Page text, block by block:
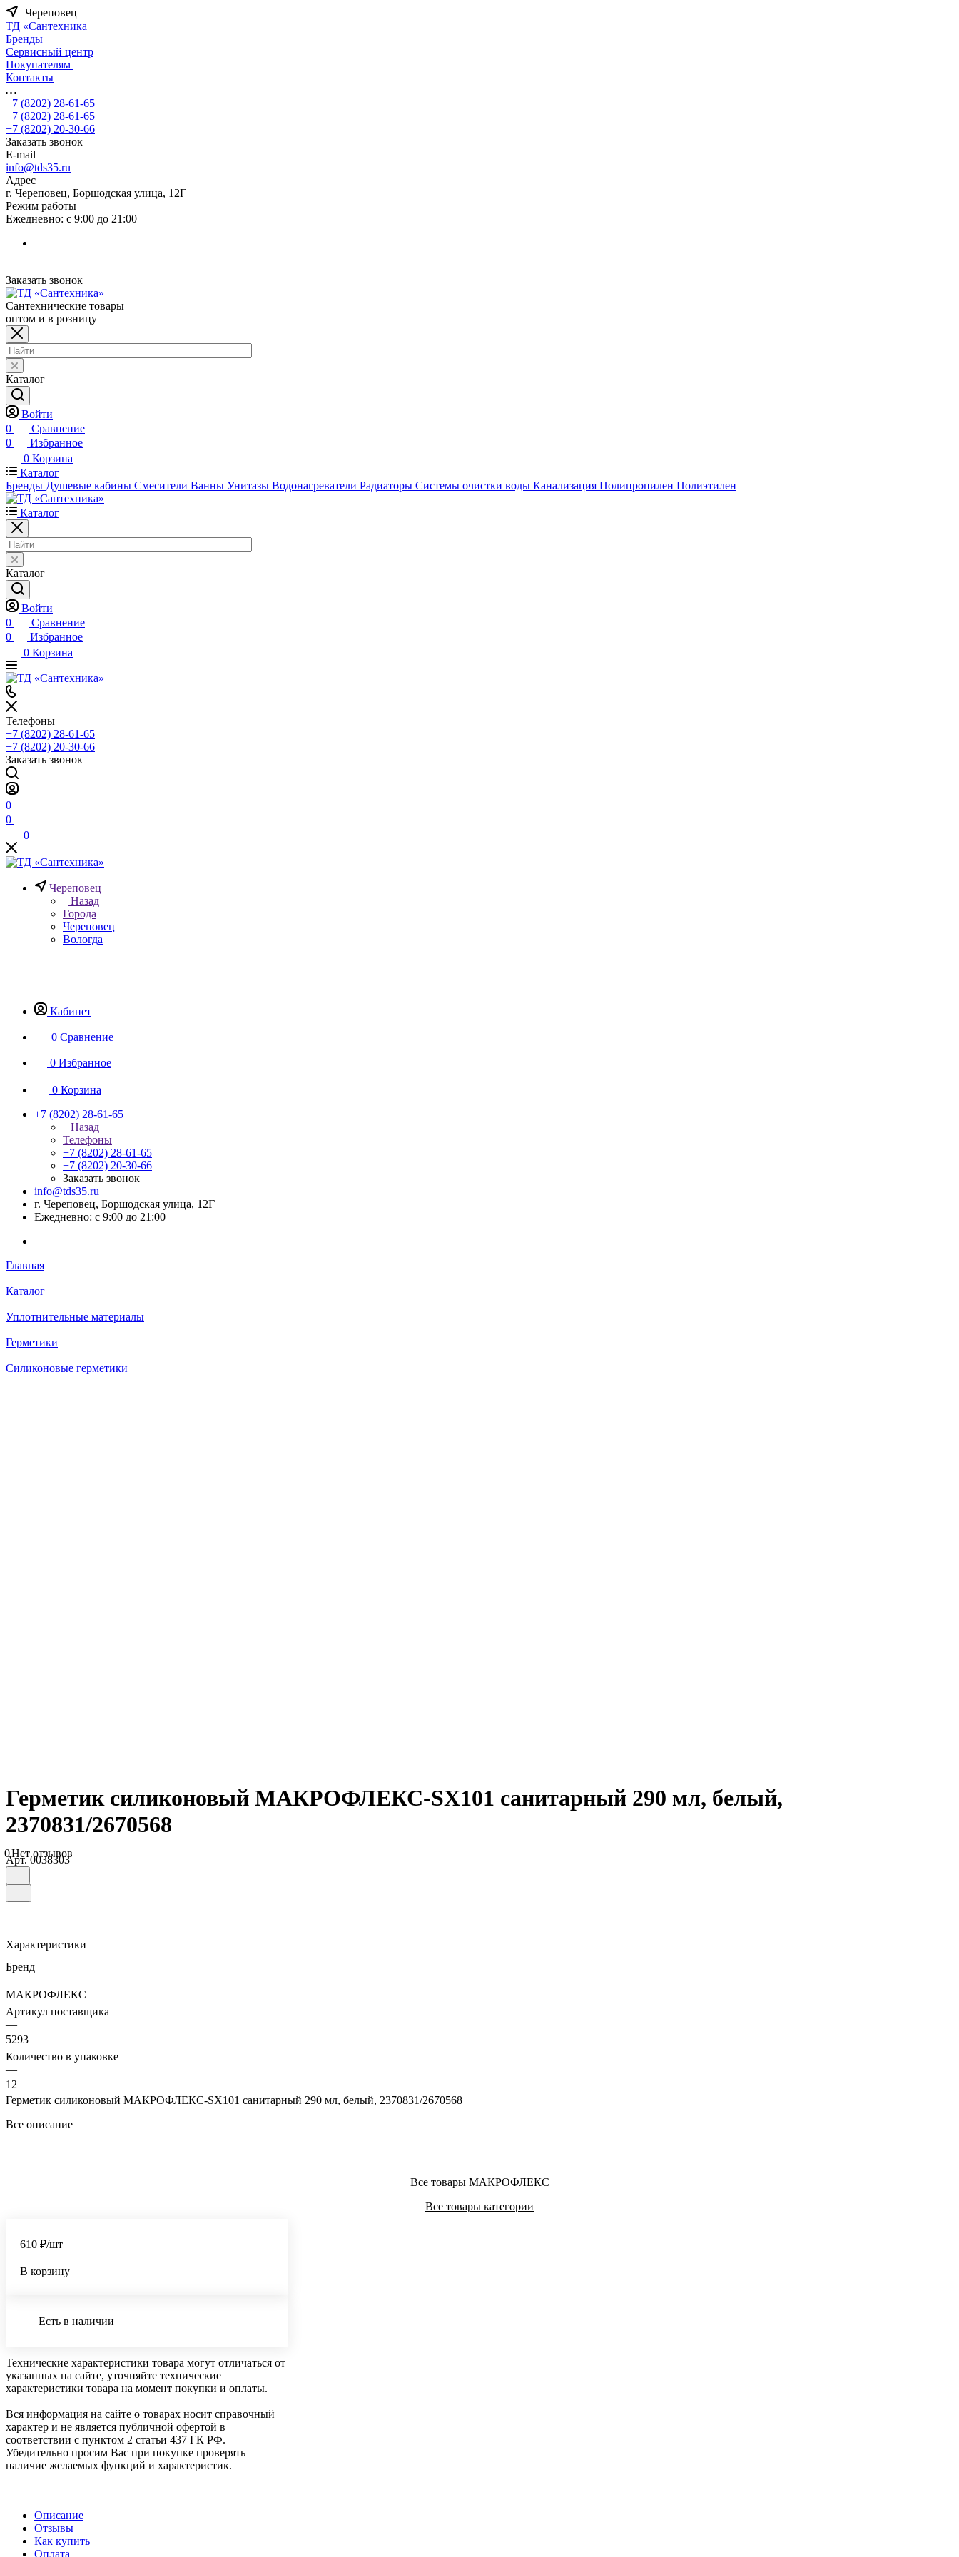
Череповец
ТД «Сантехника
Бренды
Сервисный центр
Покупателям
Контакты
+7 (8202) 28‑61-65
+7 (8202) 28‑61-65
+7 (8202) 20‑30-66
Заказать звонок
E-mail
info@tds35.ru
Адрес
г. Череповец, Боршодская улица, 12Г
Режим работы
Ежедневно: с 9:00 до 21:00
Заказать звонок
Сантехнические товары
оптом и в розницу
Каталог
Войти
0
Сравнение
0
Избранное
0 Корзина
Каталог
Бренды Душевые кабины Смесители Ванны Унитазы Водонагреватели Радиаторы Системы очистки воды Канализация Полипропилен Полиэтилен
Каталог
Каталог
Войти
0
Сравнение
0
Избранное
0 Корзина
Телефоны
+7 (8202) 28‑61-65
+7 (8202) 20‑30-66
Заказать звонок
0
0
0
Череповец
Назад
Города
Череповец
Вологда
Кабинет
0 Сравнение
0 Избранное
0 Корзина
+7 (8202) 28‑61-65
Назад
Телефоны
+7 (8202) 28‑61-65
+7 (8202) 20‑30-66
Заказать звонок
info@tds35.ru
г. Череповец, Боршодская улица, 12Г
Ежедневно: с 9:00 до 21:00
Главная
Каталог
Уплотнительные материалы
Герметики
Силиконовые герметики
Герметик силиконовый МАКРОФЛЕКС-SX101 санитарный 290 мл, белый,
2370831/2670568
0Нет отзывов
Арт.0038303
Характеристики
Бренд
—
МАКРОФЛЕКС
Артикул поставщика
—
5293
Количество в упаковке
—
12
Герметик силиконовый МАКРОФЛЕКС-SX101 санитарный 290 мл, белый, 2370831/2670568
Все описание
Все товары МАКРОФЛЕКС
Все товары категории
610 ₽/шт
В корзину
Есть в наличии
Технические характеристики товара могут отличаться от
указанных на сайте, уточняйте технические
характеристики товара на момент покупки и оплаты.
Вся информация на сайте о товарах носит справочный
характер и не является публичной офертой в
соответствии с пунктом 2 статьи 437 ГК РФ.
Убедительно просим Вас при покупке проверять
наличие желаемых функций и характеристик.
Описание
Отзывы
Как купить
Оплата